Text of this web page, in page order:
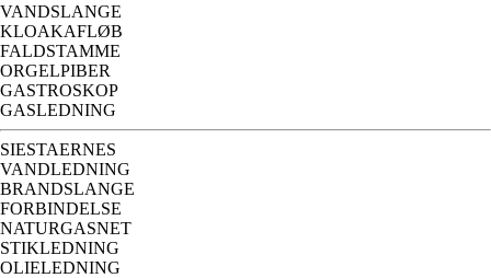
VANDSLANGE
KLOAKAFLØB
FALDSTAMME
ORGELPIBER
GASTROSKOP
GASLEDNING
SIESTAERNES
VANDLEDNING
BRANDSLANGE
FORBINDELSE
NATURGASNET
STIKLEDNING
OLIELEDNING